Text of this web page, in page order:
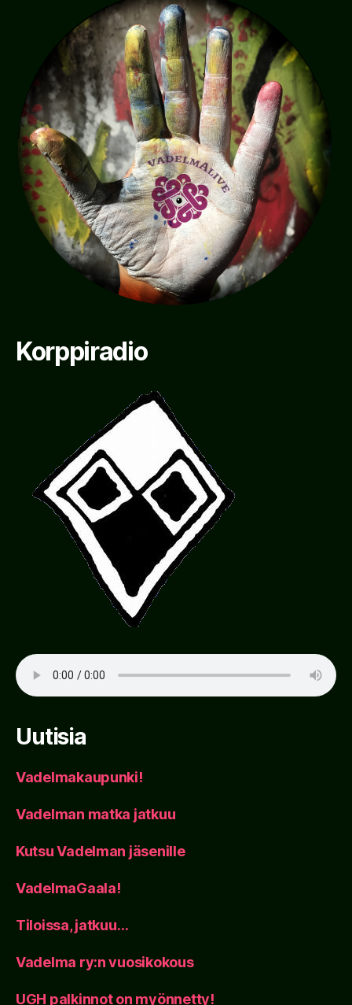
Korppiradio
Uutisia
Vadelmakaupunki!
Vadelman matka jatkuu
Kutsu Vadelman jäsenille
VadelmaGaala!
Tiloissa, jatkuu…
Vadelma ry:n vuosikokous
UGH palkinnot on myönnetty!